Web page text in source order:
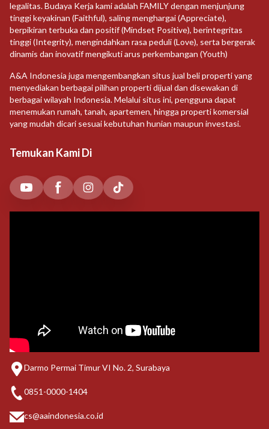
legalitas. Budaya Kerja kami adalah FAMILY dengan menjunjung
tinggi keyakinan (Faithful), saling menghargai (Appreciate),
berpikiran terbuka dan positif (Mindset Positive), berintegritas
tinggi (Integrity), mengindahkan rasa peduli (Love), serta bergerak
dinamis dan inovatif mengikuti arus perkembangan (Youth)
A&A Indonesia juga mengembangkan situs jual beli properti yang
menyediakan berbagai pilihan properti dijual dan disewakan di
berbagai wilayah Indonesia. Melalui situs ini, pengguna dapat
menemukan rumah, tanah, apartemen, hingga properti komersial
yang mudah dicari sesuai kebutuhan hunian maupun investasi.
Temukan Kami Di
Darmo Permai Timur VI No. 2, Surabaya
0851-0000-1404
cs@aaindonesia.co.id